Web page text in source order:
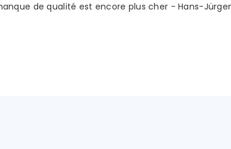
de qualité est encore plus cher - Hans-